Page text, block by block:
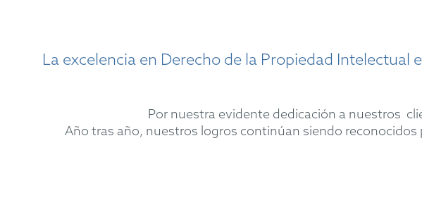
La excelencia en Derecho de la Propiedad Intelectual
Por nuestra evidente dedicación a nuestros
Año tras año, nuestros logros continúan siendo reconocidos